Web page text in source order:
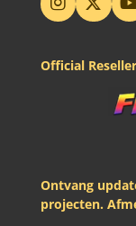
I
n
t
a
X
Y
o
T
u
b
e
Official
Ontvang
projecten.